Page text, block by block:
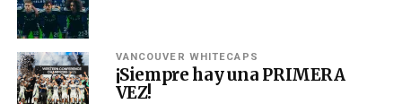
VANCOUVER WHITECAPS
¡Siempre hay una PRIMERA
VEZ!